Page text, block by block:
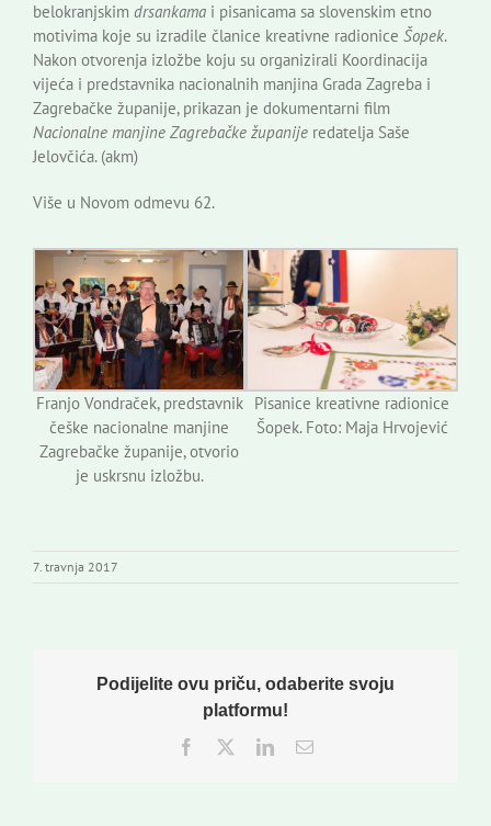
Izdavaštvo
Korisne informacije
belokranjskim drsankama i pisanicama sa slovenskim etno
motivima koje su izradile članice kreativne radionice Šopek.
Nakon otvorenja izložbe koju su organizirali Koordinacija
vijeća i predstavnika nacionalnih manjina Grada Zagreba i
Zagrebačke županije, prikazan je dokumentarni film
Nacionalne manjine Zagrebačke županije redatelja Saše
Jelovčića. (akm)
Više u Novom odmevu 62.
Franjo Vondraček, predstavnik
češke nacionalne manjine
Zagrebačke županije, otvorio
je uskrsnu izložbu.
Pisanice kreativne radionice
Šopek. Foto: Maja Hrvojević
7. travnja 2017
Podijelite ovu priču, odaberite svoju
platformu!
Facebook
TwitterLinkedInEmail: